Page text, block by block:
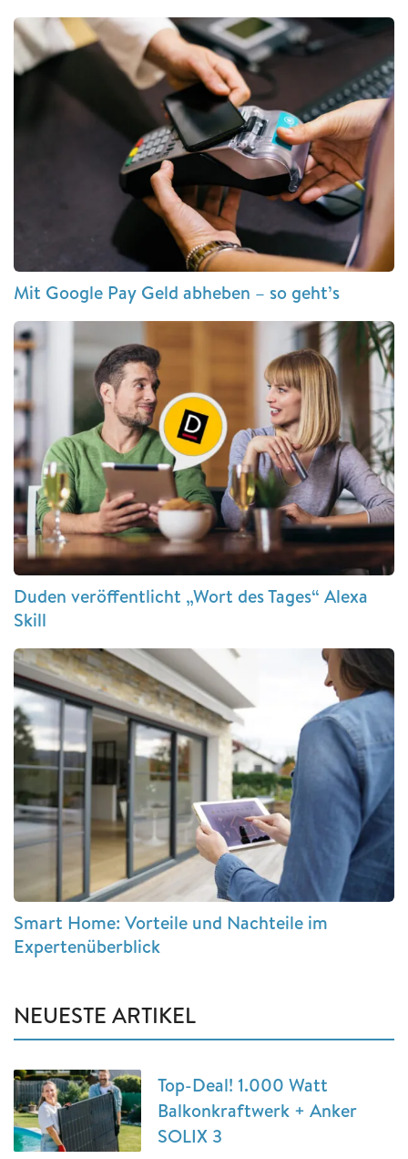
Mit Google Pay Geld abheben – so geht’s
Duden veröffentlicht „Wort des Tages“ Alexa
Skill
Smart Home: Vorteile und Nachteile im
Expertenüberblick
NEUESTE ARTIKEL
Top-Deal! 1.000 Watt
Balkonkraftwerk + Anker
SOLIX 3